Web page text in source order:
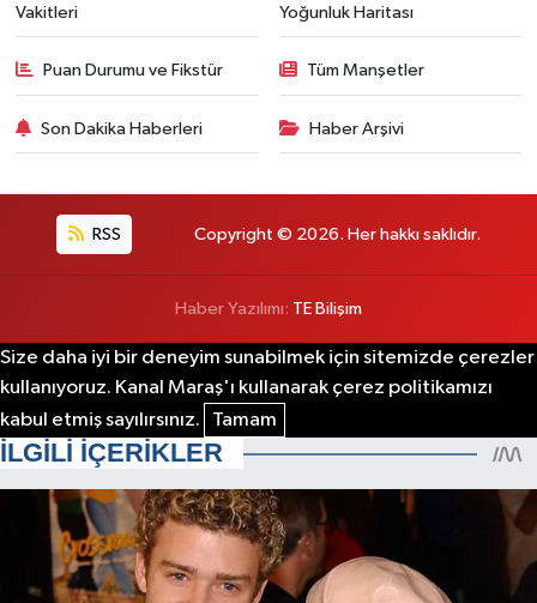
Vakitleri
Yoğunluk Haritası
Puan Durumu ve Fikstür Tüm Manşetler
Son Dakika Haberleri Haber Arşivi
RSS Copyright © 2026. Her hakkı saklıdır.
Haber Yazılımı: TE Bilişim
Size daha iyi bir deneyim sunabilmek için sitemizde çerezler
kullanıyoruz. Kanal Maraş'ı kullanarak çerez politikamızı
kabul etmiş sayılırsınız.
Tamam